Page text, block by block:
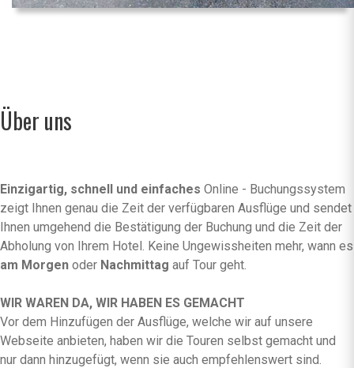
Über uns
Einzigartig, schnell und einfaches Online - Buchungssystem
zeigt Ihnen genau die Zeit der verfügbaren Ausflüge und sendet
Ihnen umgehend die Bestätigung der Buchung und die Zeit der
Abholung von Ihrem Hotel. Keine Ungewissheiten mehr, wann es
am Morgen oder Nachmittag auf Tour geht.
WIR WAREN DA, WIR HABEN ES GEMACHT
Vor dem Hinzufügen der Ausflüge, welche wir auf unsere
Webseite anbieten, haben wir die Touren selbst gemacht und
nur dann hinzugefügt, wenn sie auch empfehlenswert sind.